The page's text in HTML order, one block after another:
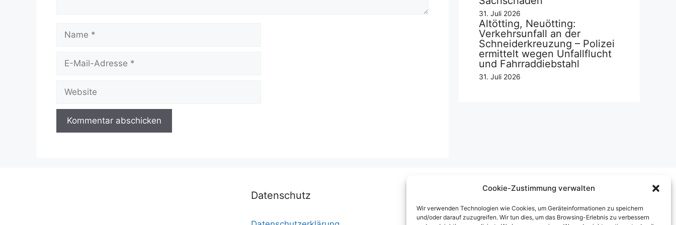
Cookie-Zustimmung verwalten
Wir verwenden Technologien wie Cookies, um Geräteinformationen zu speichern
und/oder darauf zuzugreifen. Wir tun dies, um das Browsing-Erlebnis zu verbessern
Mail-
31. Juli 2026
Altötting, Neuötting:
Verkehrsunfall an der
Schneiderkreuzung – Polizei
ermittelt wegen Unfallflucht
und Fahrraddiebstahl
31. Juli 2026
Datenschutz